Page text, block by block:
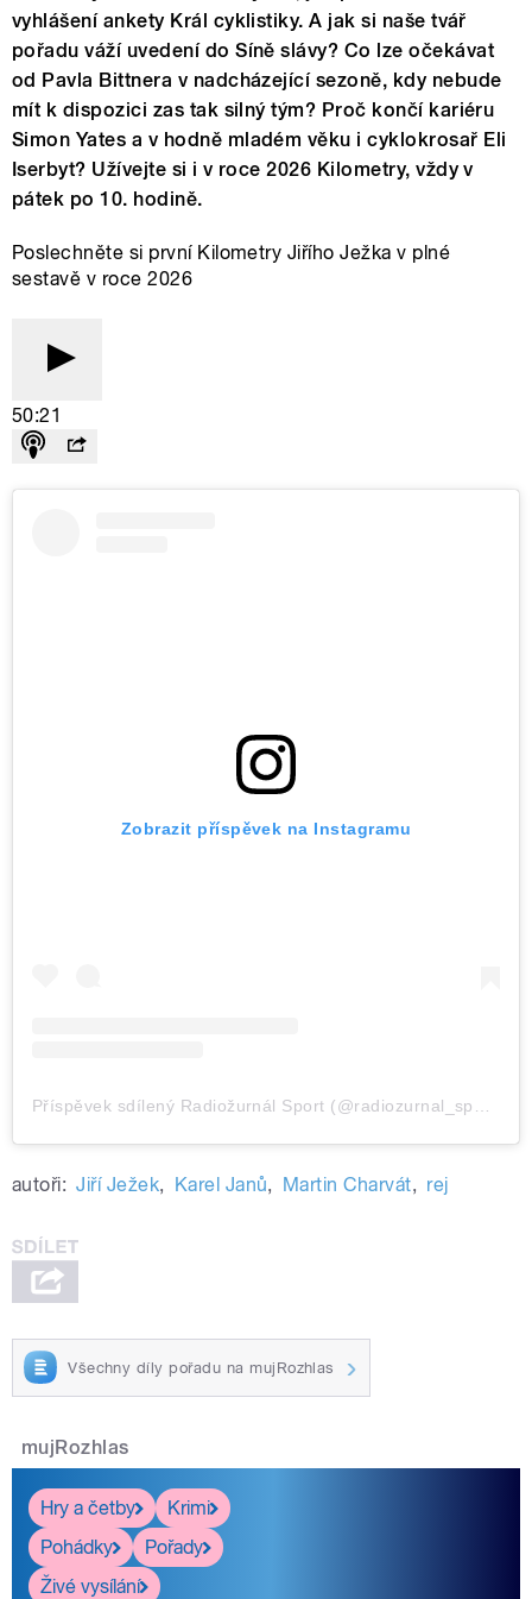
vyhlášení ankety Král cyklistiky. A jak si naše tvář
pořadu váží uvedení do Síně slávy? Co lze očekávat
od Pavla Bittnera v nadcházející sezoně, kdy nebude
mít k dispozici zas tak silný tým? Proč končí kariéru
Simon Yates a v hodně mladém věku i cyklokrosař Eli
Iserbyt? Užívejte si i v roce 2026 Kilometry, vždy v
pátek po 10. hodině.
Poslechněte si první Kilometry Jiřího Ježka v plné
sestavě v roce 2026
50:21
Zobrazit příspěvek na Instagramu
autoři: Jiří Ježek, Karel Janů, Martin Charvát, rej
Všechny díly pořadu na mujRozhlas
mujRozhlas
Hry a četby
Krimi
Pohádky
Pořady
Živé vysílání